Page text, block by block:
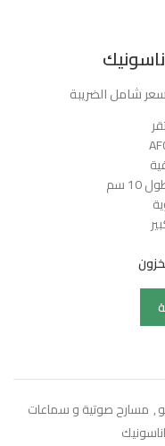
شامل الضريبة
سم
, مسارح صوتية و سماعات